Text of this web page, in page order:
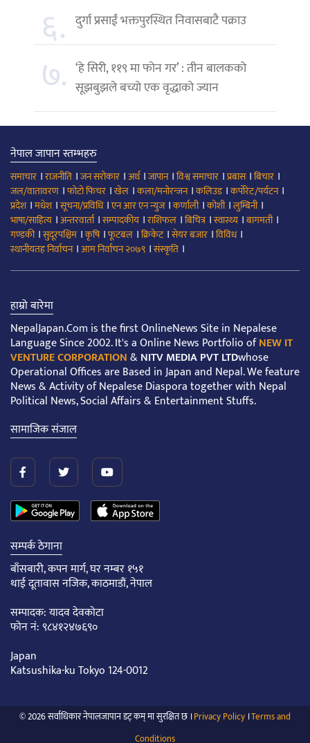
६. दुर्गा प्रसाईं भक्तपुरस्थित निवासबाटै पक्राउ
७. ‘हे सिरी, ११९ मा फोन गर’ : तीन बालकको
सूझबुझले बच्यो एक वृद्धाको ज्यान
नेपाल जापान स्तम्भहरु
समाचार ।राजनीति ।जन सरोकार ।अर्थ।जापान।विश्व समाचार ।प्रबास।बिचार ।
जल/वातावरण ।फोटो फिचर ।खेल ।कला/मनोरन्जन।कलिउड।कर्पोरेट/पर्यटन।
प्रदेश।मधेश।सूचना/प्रविधि।एन आर एन न्युज।कर्णाली।कोशी।लुम्बिनी।
भाषा/साहित्य ।अन्तरवार्ता।सम्पादकीय ।राशिफल ।बिचित्र।स्वास्थ्य ।बागमती।
गण्डकी।सुदूरपश्चिम ।कृषि।फूटबल ।क्रिकेट।सेयर बजार ।विविध।
स्थानीयतह निर्वाचन।आम निर्वाचन २०७९ ।संस्कृति ।
हाम्रो बारेमा
NepalJapan.Com is the first OnlineNews Site in Nepalese
Language Since 2002. It's a Online News Portfolio ofNEW IT
VENTURE CORPORATION&NITV MEDIA PVT LTDwhose
Operational Offices are Based in Japan and Nepal. We feature
News & Activity of Nepalese Diaspora together with Nepal
Political News, Social Affairs & Entertainment Stuffs.
सामाजिक संजाल
सम्पर्क ठेगाना
बाँसबारी, कपन मार्ग, घर नम्बर १५१
थाई दूतावास नजिक, काठमाडौं, नेपाल
सम्पादक: यादव देवकोटा
फोन नं: ९८४१२४७६९०
Japan
Katsushika-ku Tokyo 124-0012
© 2026 सर्वाधिकार नेपालजापान डट् कम् मा सुरक्षित छ ।Privacy Policy ।Terms and
Conditions